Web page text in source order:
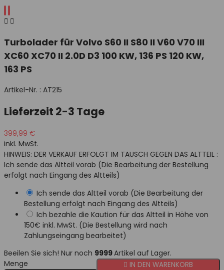
 
Turbolader für Volvo S60 II S80 II V60 V70 III
XC60 XC70 II 2.0D D3 100 KW, 136 PS 120 KW,
163 PS
Artikel-Nr. : AT215
Lieferzeit 2-3 Tage
399,99 €
inkl. MwSt.
HINWEIS: DER VERKAUF ERFOLGT IM TAUSCH GEGEN DAS ALTTEIL :
Ich sende das Altteil vorab (Die Bearbeitung der Bestellung
erfolgt nach Eingang des Altteils)
Ich sende das Altteil vorab (Die Bearbeitung der
Bestellung erfolgt nach Eingang des Altteils)
Ich bezahle die Kaution für das Altteil in Höhe von
150€ inkl. MwSt. (Die Bestellung wird nach
Zahlungseingang bearbeitet)
Beeilen Sie sich! Nur noch 9999Artikel auf Lager.
Menge
 IN DEN WARENKORB